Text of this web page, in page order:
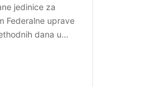
jedinice za
Federalne uprave
dana u…